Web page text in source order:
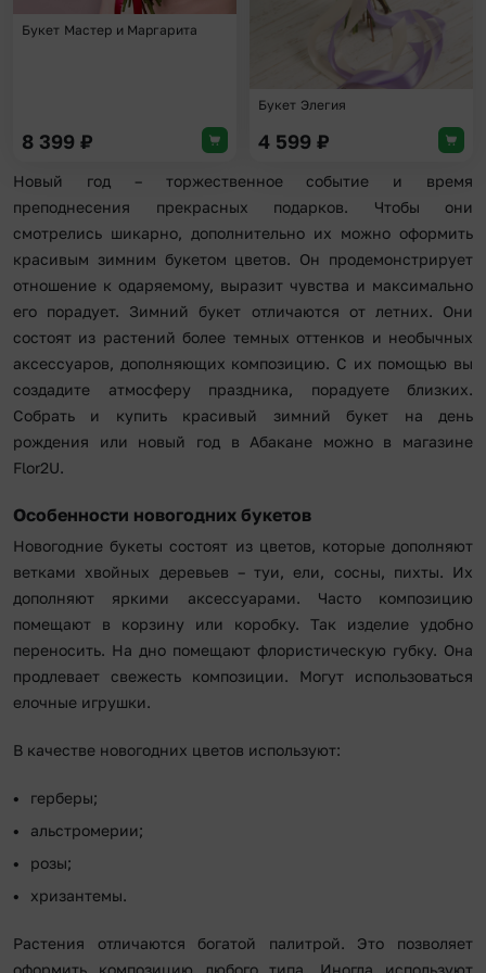
Букет Мастер и Маргарита
8 399 ₽
Букет Элегия
4 599 ₽
Новый год – торжественное событие и время
преподнесения прекрасных подарков. Чтобы они
смотрелись шикарно, дополнительно их можно оформить
красивым зимним букетом цветов. Он продемонстрирует
отношение к одаряемому, выразит чувства и максимально
его порадует. Зимний букет отличаются от летних. Они
состоят из растений более темных оттенков и необычных
аксессуаров, дополняющих композицию. С их помощью вы
создадите атмосферу праздника, порадуете близких.
Собрать и купить красивый зимний букет на день
рождения или новый год в Абакане можно в магазине
Flor2U.
Особенности новогодних букетов
Новогодние букеты состоят из цветов, которые дополняют
ветками хвойных деревьев – туи, ели, сосны, пихты. Их
дополняют яркими аксессуарами. Часто композицию
помещают в корзину или коробку. Так изделие удобно
переносить. На дно помещают флористическую губку. Она
продлевает свежесть композиции. Могут использоваться
елочные игрушки.
В качестве новогодних цветов используют:
герберы;
альстромерии;
розы;
хризантемы.
Растения отличаются богатой палитрой. Это позволяет